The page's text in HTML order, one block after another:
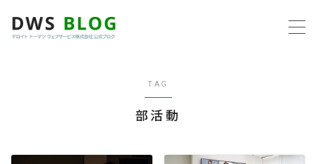
TAG
部活動